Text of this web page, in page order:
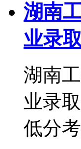
湖南
业录
湖南
业录
低分